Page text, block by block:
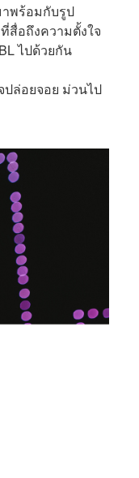
าพร้อมกับรูป
สื่อถึงความตั้งใจ
ไปด้วยกัน
ล่อยจอย ม่วนไป